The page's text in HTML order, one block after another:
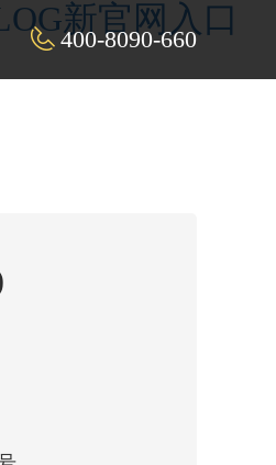
新官网入口
400-8090-660